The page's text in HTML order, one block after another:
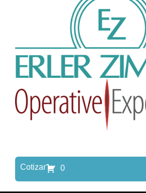
Cotizar 0